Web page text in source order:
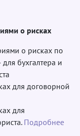
о рисках
о рисках по
бухгалтера и
для договорной
для
Подробнее